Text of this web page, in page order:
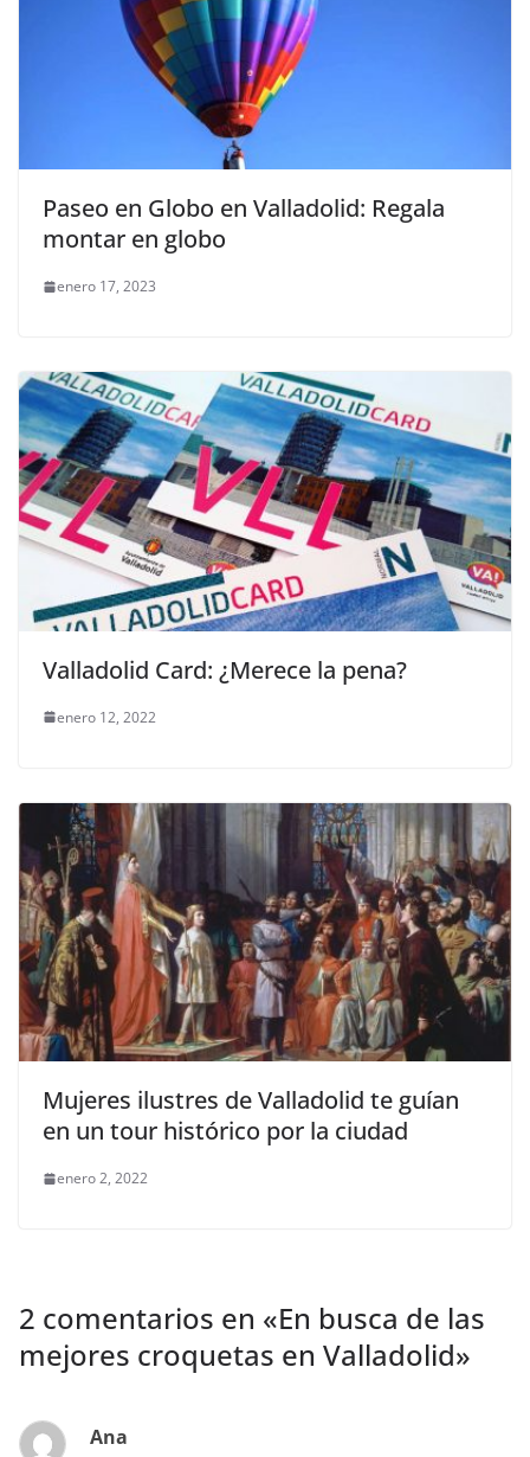
Paseo en Globo en Valladolid: Regala
montar en globo
enero 17, 2023
Valladolid Card: ¿Merece la pena?
enero 12, 2022
Mujeres ilustres de Valladolid te guían
en un tour histórico por la ciudad
enero 2, 2022
2 comentarios en «En busca de las
mejores croquetas en Valladolid»
Ana